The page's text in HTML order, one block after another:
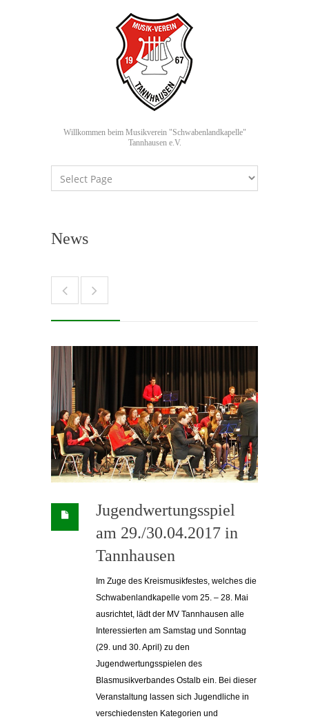
Willkommen beim Musikverein "Schwabenlandkapelle"
Tannhausen e.V.
News
Jugendwertungsspiel
am 29./30.04.2017 in
Tannhausen
Im Zuge des Kreismusikfestes, welches die
Schwabenlandkapelle vom 25. – 28. Mai
ausrichtet, lädt der MV Tannhausen alle
Interessierten am Samstag und Sonntag
(29. und 30. April) zu den
Jugendwertungsspielen des
Blasmusikverbandes Ostalb ein. Bei dieser
Veranstaltung lassen sich Jugendliche in
verschiedensten Kategorien und